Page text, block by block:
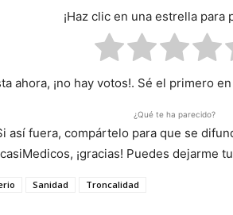
¡Haz clic en una estrella para
ahora, ¡no hay votos!. Sé el primero
¿Qué te ha parecido?
así fuera, compártelo para que se
casiMedicos, ¡gracias! Puedes dejarme
Sanidad Troncalidad